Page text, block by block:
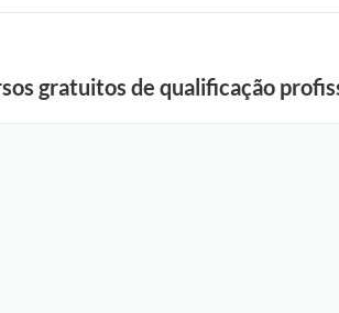
gratuitos de qualificação
o
t